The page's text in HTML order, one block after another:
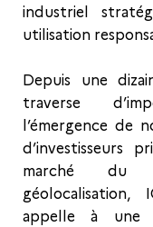
industriel
utilisation
Depuis une
traverse
l’émergence de
d’investisseurs
marché du
appelle à une